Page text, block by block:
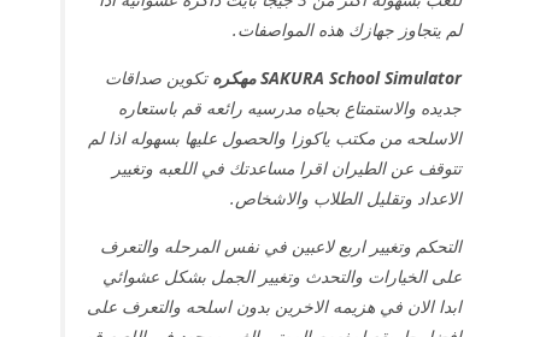
لم يتجاوز جهازك هذه المواصفات.
SAKURA School Simulator مهكره
تكوين صداقات
جديده والاستمتاع بحياه مدرسيه رائعه قم باستعاره
الاسلحه من مكتب ياكوزا والحصول عليها بسهوله اذا لم
تتوقف عن الطيران اقرا مساعدتك في اللعبه وتغيير
الاعداد وتقليل الطلاب والاشخاص.
التحكم وتغيير اربع لاعبين في نفس المرحله والتعرف
على الخيارات والتحدث وتغيير الجمل بشكل عشوائي
ابدا الان في هزيمه الاخرين بدون اسلحه والتعرف على